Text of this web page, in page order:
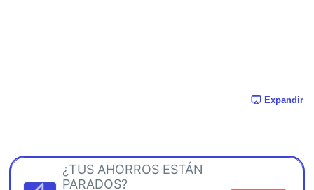
Expandir
¿TUS AHORROS ESTÁN
PARADOS?